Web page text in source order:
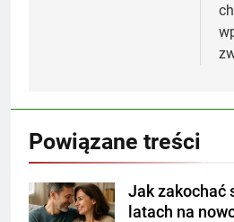
Powiązane treści
Jak zakochać
latach na